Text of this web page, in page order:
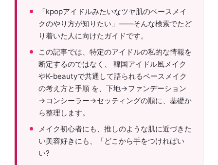
「kpopアイドルみたいなツヤ肌のベースメイ
クのやり方が知りたい」——そんな検索でたど
り着いた人に向けたガイドです。
この記事では、特定のアイドルの私的な情報を
断定するのではなく、 韓国アイドル風メイク
やK-beautyで共通して語られるベースメイク
の考え方と手順 を、下地→ファンデーション
→コンシーラー→セッティングの順に、基礎か
ら整理します。
メイク初心者にも、推しのような肌に近づきた
い美容好きにも、「どこから手をつければい
い?